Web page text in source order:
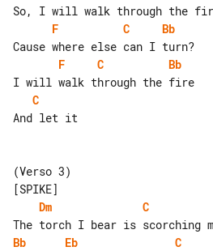
F
C
Bb
F
C
Bb
C
And let it
(Verso 3)
Dm
C
Bb
Eb
C